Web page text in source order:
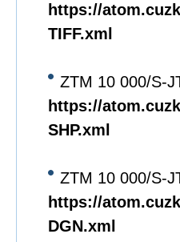
https://
TIFF.xml
ZTM 10 000/S-
https://
SHP.xml
ZTM 10 000/S-
https://
DGN.xml